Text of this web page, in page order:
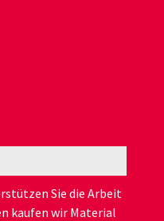
Sie die Arbeit
kaufen wir Material